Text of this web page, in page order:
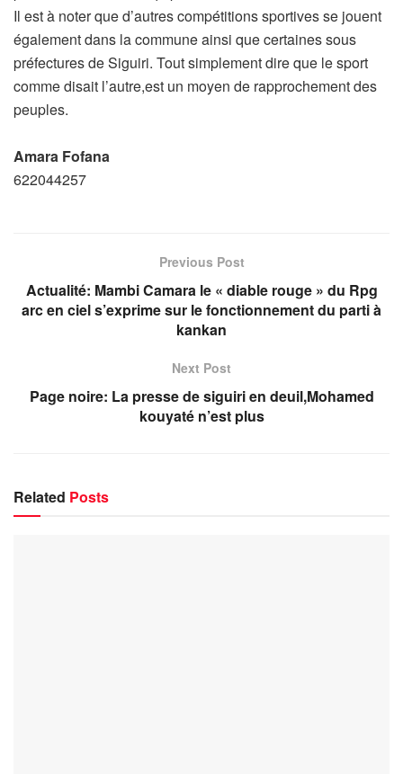
Il est à noter que d’autres compétitions sportives se jouent
également dans la commune ainsi que certaines sous
préfectures de Siguiri. Tout simplement dire que le sport
comme disait l’autre,est un moyen de rapprochement des
peuples.
Amara Fofana
622044257
Previous Post
Actualité: Mambi Camara le « diable rouge » du Rpg
arc en ciel s’exprime sur le fonctionnement du parti à
kankan
Next Post
Page noire: La presse de siguiri en deuil,Mohamed
kouyaté n’est plus
Related Posts